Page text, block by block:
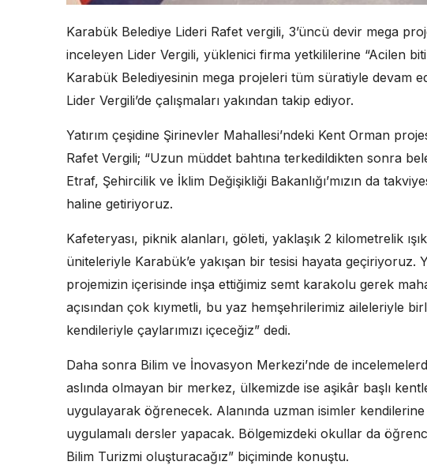
Karabük Belediye Lideri Rafet vergili, 3’üncü devir mega
inceleyen Lider Vergili, yüklenici firma yetkililerine “Acilen
Karabük Belediyesinin mega projeleri tüm süratiyle devam
Lider Vergili’de çalışmaları yakından takip ediyor.
Yatırım çeşidine Şirinevler Mahallesi’ndeki Kent Orman
Rafet Vergili; “Uzun müddet bahtına terkedildikten sonra
Etraf, Şehircilik ve İklim Değişikliği Bakanlığı’mızın da
haline getiriyoruz.
Kafeteryası, piknik alanları, göleti, yaklaşık 2 kilometrelik
üniteleriyle Karabük’e yakışan bir tesisi hayata geçiriyoruz.
projemizin içerisinde inşa ettiğimiz semt karakolu gerek
açısından çok kıymetli, bu yaz hemşehrilerimiz aileleriyle
kendileriyle çaylarımızı içeceğiz” dedi.
Daha sonra Bilim ve İnovasyon Merkezi’nde de
aslında olmayan bir merkez, ülkemizde ise aşikâr başlı
uygulayarak öğrenecek. Alanında uzman isimler
uygulamalı dersler yapacak. Bölgemizdeki okullar da
Bilim Turizmi oluşturacağız” biçiminde konuştu.